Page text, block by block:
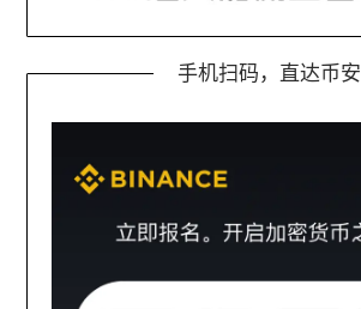
手机扫码，直达币安